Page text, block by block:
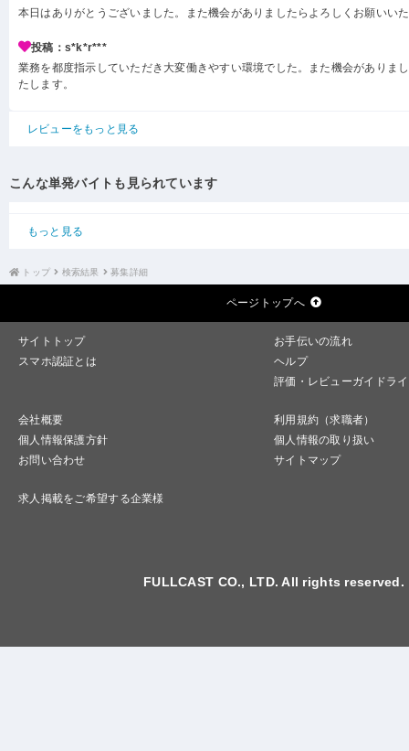
本日はありがとうございました。また機会がありましたらよろしくお願いい
投稿：s*k*r***
業務を都度指示していただき大変働きやすい環境でした。また機会がありま
たします。
レビューをもっと見る
こんな単発バイトも見られています
もっと見る
トップ 検索結果 募集詳細
ページトップへ
サイトトップ
お手伝いの流れ
スマホ認証とは
ヘルプ
評価・レビューガイドラ
会社概要
利用規約（求職者）
個人情報保護方針
個人情報の取り扱い
お問い合わせ
サイトマップ
求人掲載をご希望する企業様
FULLCAST CO., LTD. All rights reserved.